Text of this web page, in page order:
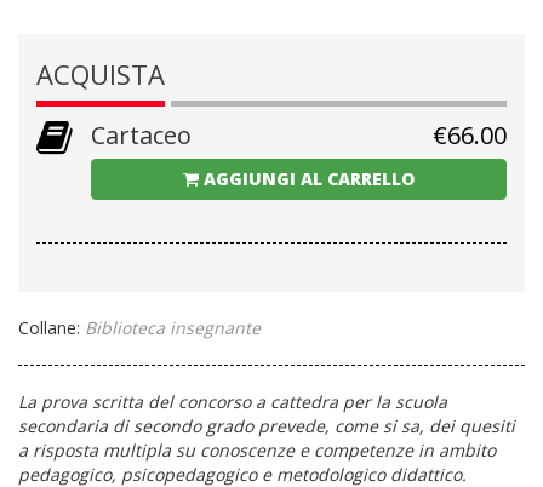
ACQUISTA
Cartaceo €66.00
AGGIUNGI AL CARRELLO
Collane: Biblioteca insegnante
La prova scritta del concorso a cattedra per la scuola
secondaria di secondo grado prevede, come si sa, dei quesiti
a risposta multipla su conoscenze e competenze in ambito
pedagogico, psicopedagogico e metodologico didattico.